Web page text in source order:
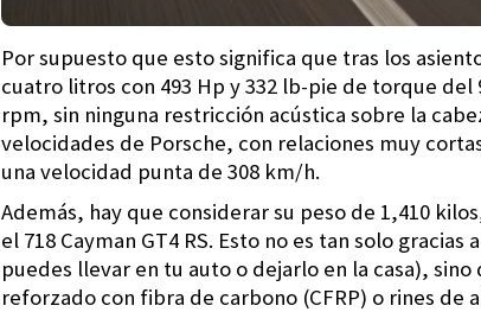
Por supuesto que esto significa que tras los
cuatro litros con 493 Hp y 332 lb-pie de torque del
rpm, sin ninguna restricción acústica sobre la
velocidades de Porsche, con relaciones muy
una velocidad punta de 308 km/h.
Además, hay que considerar su peso de 1,410
el 718 Cayman GT4 RS. Esto no es tan solo
puedes llevar en tu auto o dejarlo en la casa),
reforzado con fibra de carbono (CFRP) o rines de